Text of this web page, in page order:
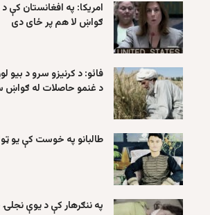
امریکا: په افغانستان
ګواښ لا هم پر ځای دی
فائو: د کرنیزو سرو د بیو
د غنمو حاصلات له
طالبانو په خوست کې یو
په ننګرهار کې د یوې